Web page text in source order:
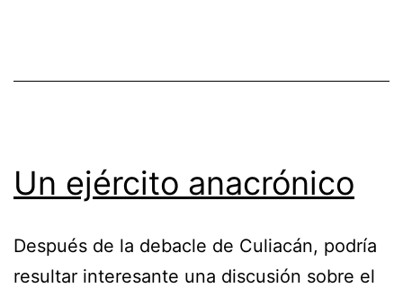
Un ejército anacrónico
Después de la debacle de Culiacán, podría
resultar interesante una discusión sobre el